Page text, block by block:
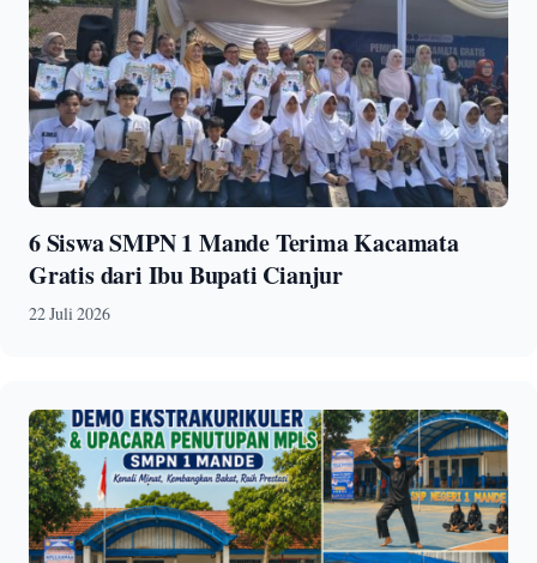
6 Siswa SMPN 1 Mande Terima Kacamata
Gratis dari Ibu Bupati Cianjur
22 Juli 2026